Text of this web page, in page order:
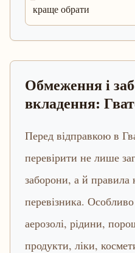
краще обрати
Обмеження і
вкладення:
Перед відправкою в
перевірити не лише
заборони, а й правила
перевізника.
аерозолі, рідини,
продукти, ліки,